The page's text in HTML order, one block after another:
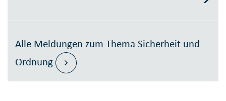
Alle Meldungen zum Thema Sicherheit und
Ordnung